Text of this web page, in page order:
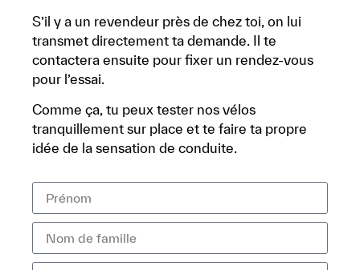
S’il y a un revendeur près de chez toi, on lui
transmet directement ta demande. Il te
contactera ensuite pour fixer un rendez-vous
pour l’essai.
Comme ça, tu peux tester nos vélos
tranquillement sur place et te faire ta propre
idée de la sensation de conduite.